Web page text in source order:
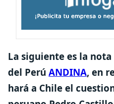
La siguiente es la
del Perú ANDINA, en
hará a Chile el